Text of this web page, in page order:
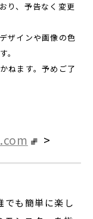
り、予告なく変更
ザインや画像の色
。
ねます。予めご了
>
でも簡単に楽し